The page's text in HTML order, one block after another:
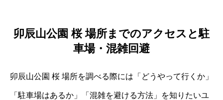
卯辰山公園 桜 場所までのアクセスと駐
車場・混雑回避
卯辰山公園 桜 場所を調べる際には「どうやって行くか」
「駐車場はあるか」「混雑を避ける方法」を知りたいユ